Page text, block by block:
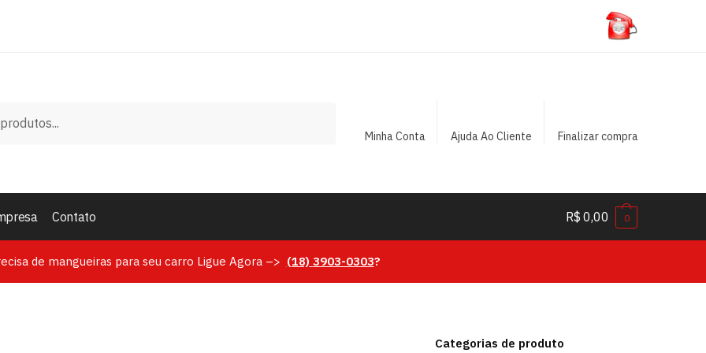
Minha Conta Ajuda Ao Cliente Finalizar compra
Contato R$ 0,00 0
de mangueiras para seu carro Ligue Agora –> (18) 3903-0303?
Categorias de produto